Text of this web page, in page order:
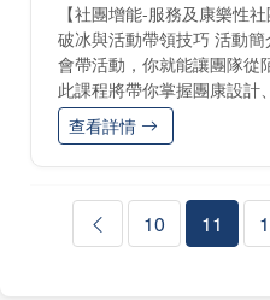
【社團增能-服務及康樂性
破冰與活動帶領技巧 活動
會帶活動，你就能讓團隊從
此課程將帶你掌握團康設計
查看詳情
10 11